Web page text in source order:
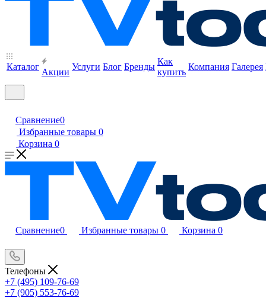
Каталог
Акции
Услуги Блог Бренды
Как
купить
Компания Галерея
Сравнение0
Избранные товары 0
Корзина 0
Сравнение0 Избранные товары 0 Корзина 0
Телефоны
+7 (495) 109-76-69
+7 (905) 553-76-69